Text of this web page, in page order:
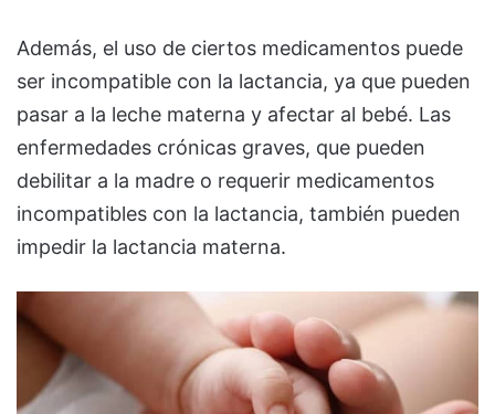
Además, el uso de ciertos medicamentos puede
ser incompatible con la lactancia, ya que pueden
pasar a la leche materna y afectar al bebé. Las
enfermedades crónicas graves, que pueden
debilitar a la madre o requerir medicamentos
incompatibles con la lactancia, también pueden
impedir la lactancia materna.